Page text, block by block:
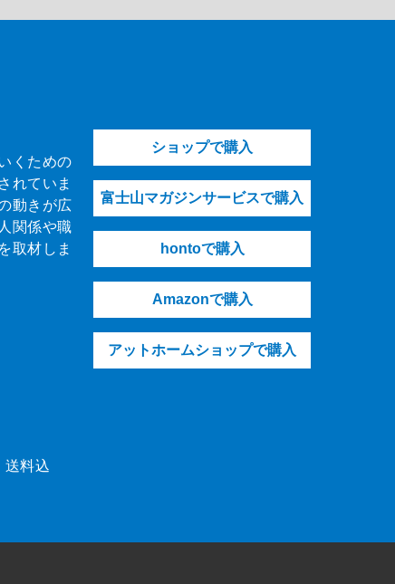
くための
れていま
動きが広
関係や職
取材しま
料込
ショップで購入
富士山マガジンサービスで購入
hontoで購入
Amazonで購入
アットホームショップで購入